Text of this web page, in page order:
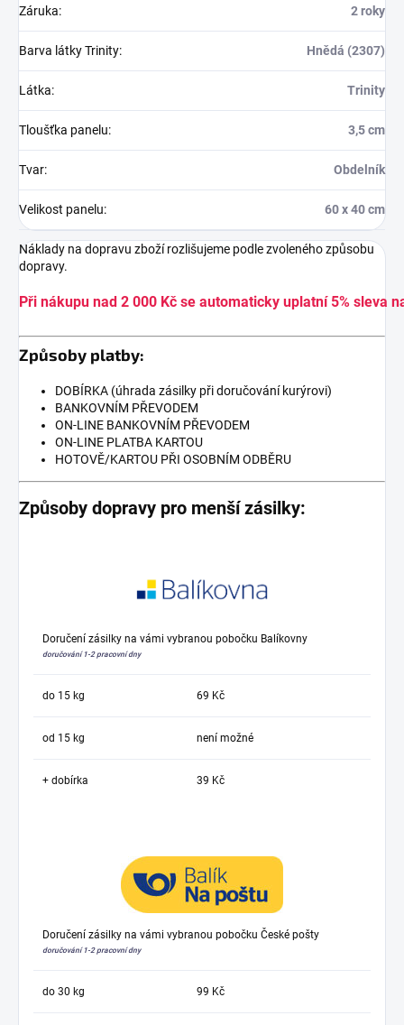
Záruka: 2 roky
Barva látky Trinity: Hnědá (2307)
Látka: Trinity
Tloušťka panelu: 3,5 cm
Tvar: Obdelník
Velikost panelu: 60 x 40 cm
Náklady na dopravu zboží rozlišujeme podle zvoleného způsobu
dopravy.
Při nákupu nad 2 000 Kč se automaticky uplatní 5% sleva
Způsoby platby:
DOBÍRKA (úhrada zásilky při doručování kurýrovi)
BANKOVNÍM PŘEVODEM
ON-LINE BANKOVNÍM PŘEVODEM
ON-LINE PLATBA KARTOU
HOTOVĚ/KARTOU PŘI OSOBNÍM ODBĚRU
Způsoby dopravy pro menší zásilky:
Doručení zásilky na vámi vybranou pobočku Balíkovny
doručování 1-2 pracovní dny
do 15 kg 69 Kč
od 15 kg není možné
+ dobírka 39 Kč
Doručení zásilky na vámi vybranou pobočku České pošty
doručování 1-2 pracovní dny
do 30 kg 99 Kč